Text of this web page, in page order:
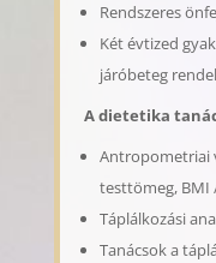
Rendszeres
Két évtized
járóbeteg
A dietetika
Antropometriai
testtömeg, BMI
Táplálkozási
Tanácsok a